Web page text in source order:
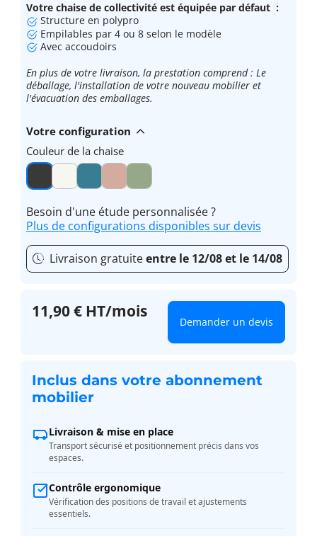
Votre chaise de collectivité est équipée par défaut :
Structure en polypro
Empilables par 4 ou 8 selon le modèle
Avec accoudoirs
En plus de votre livraison, la prestation comprend : Le
déballage, l'installation de votre nouveau mobilier et
l'évacuation des emballages.
Votre configuration
Couleur de la chaise
Besoin d'une étude personnalisée ?
Plus de configurations disponibles sur devis
Livraison gratuiteentre le 12/08 et le 14/08
11,90 € HT/mois
Demander un devis
Inclus dans votre abonnement
mobilier
Livraison & mise en place
Transport sécurisé et positionnement précis dans vos
espaces.
Contrôle ergonomique
Vérification des positions de travail et ajustements
essentiels.